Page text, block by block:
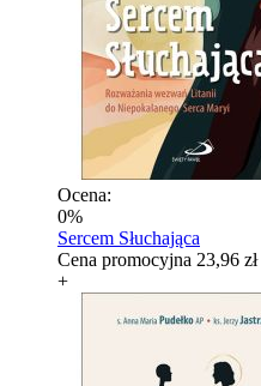
Ocena:
0%
Sercem Słuchająca
Cena promocyjna 23,96 zł
+